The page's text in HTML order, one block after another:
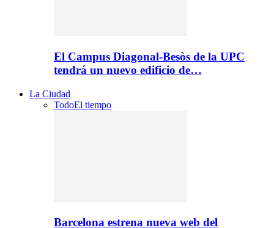
El Campus Diagonal-Besòs de la UPC
tendrá un nuevo edificio de…
La Ciudad
TodoEl tiempo
Barcelona estrena nueva web del